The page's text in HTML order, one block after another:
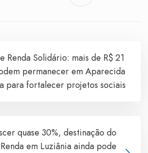
Renda Solidário: mais de R$ 21
permanecer em Aparecida
para fortalecer projetos sociais
quase 30%, destinação do
em Luziânia ainda pode